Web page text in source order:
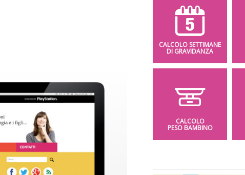
CALCOLO SETTIMANE
DI GRAVIDANZA
CALCOLO
PESO BAMBINO